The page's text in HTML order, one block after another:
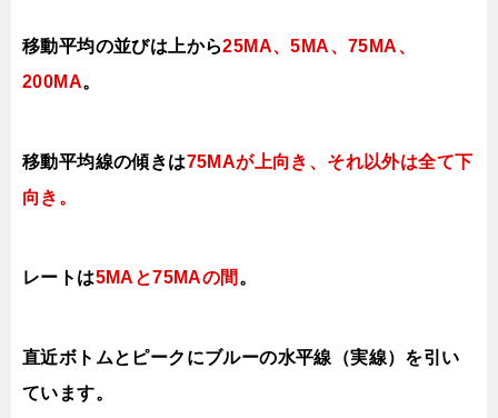
移動平均の並びは上から25MA、5MA、75MA、
200MA。
移動平均線の傾きは75MAが上向き、それ以外は全て下
向き 。
レートは5MAと75MAの間 。
直近ボトムとピークにブルーの水平線（実線）を引い
ています。